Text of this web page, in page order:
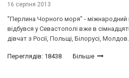
16 серпня 2013
"Перлина Чорного моря" - міжнародний
відбувся у Севастополі вже в
дівчат з Росії, Польщі, Білорусі, Молдов...
Переглядів: 18438 Більше